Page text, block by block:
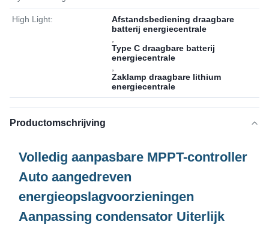
High Light:
Afstandsbediening draagbare
batterij energiecentrale
Type C draagbare batterij
energiecentrale
Zaklamp draagbare lithium
energiecentrale
Productomschrijving
Volledig aanpasbare MPPT-controller
Auto aangedreven
energieopslagvoorzieningen
Aanpassing condensator Uiterlijk